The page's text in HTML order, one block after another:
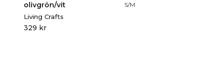
olivgrön/vit
Living Crafts
329 kr
S/M